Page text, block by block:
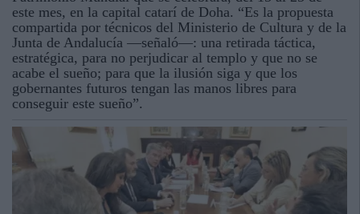
este mes, en la capital catarí de Doha. “Es la propuesta
compartida por técnicos del Ministerio de Cultura y de la
Junta de Andalucía —señaló—: una retirada táctica,
estratégica, para no perjudicar al templo y que no se
acabe el sueño; para que la ilusión siga y que los
gobernantes futuros tengan las manos libres para
conseguir este sueño”.